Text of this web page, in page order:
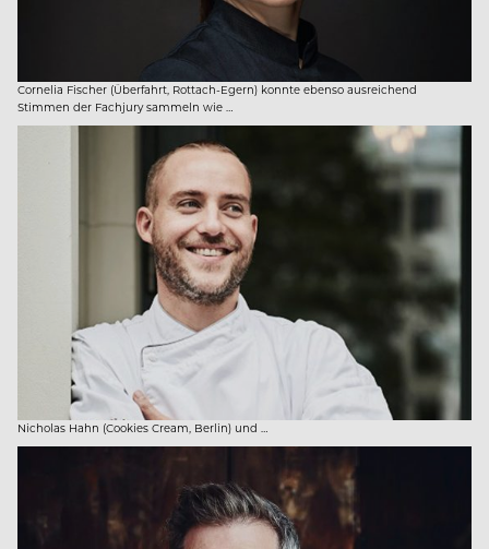
Cornelia Fischer (Überfahrt, Rottach-Egern) konnte ebenso ausreichend
Stimmen der Fachjury sammeln wie …
Nicholas Hahn (Cookies Cream, Berlin) und …